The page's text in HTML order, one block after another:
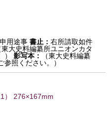
用途事 書止：右所請取如件
東大史料編纂所ユニオンカタ
影写本：
（東大史料編纂
照ください。）
） 276×167mm